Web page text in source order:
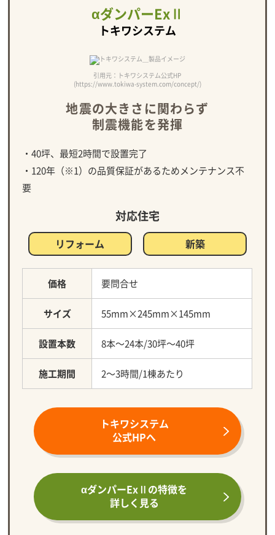
αダンパーExⅡ
トキワシステム
引用元：トキワシステム公式HP
(https://www.tokiwa-system.com/concept/)
地震の大きさに関わらず
制震機能を発揮
・40坪、最短2時間で設置完了
・120年（※1）の品質保証があるためメンテナンス不
要
対応住宅
リフォーム 新築
価格 要問合せ
サイズ 55mm×245mm×145mm
設置本数 8本～24本/30坪～40坪
施工期間 2～3時間/1棟あたり
トキワシステム
公式HPへ
αダンパーExⅡの特徴を
詳しく見る